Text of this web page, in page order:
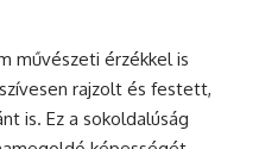
művészeti érzékkel is
rajzolt és festett,
is. Ez a sokoldalúság